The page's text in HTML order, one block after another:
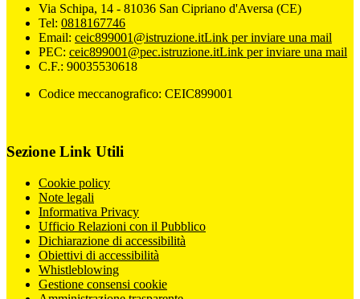
Via Schipa, 14 - 81036 San Cipriano d'Aversa (CE)
Tel: 0818167746
Email: ceic899001@istruzione.itLink per inviare una mail
PEC: ceic899001@pec.istruzione.itLink per inviare una mail
C.F.: 90035530618
Codice meccanografico: CEIC899001
Sezione Link Utili
Cookie policy
Note legali
Informativa Privacy
Ufficio Relazioni con il Pubblico
Dichiarazione di accessibilità
Obiettivi di accessibilità
Whistleblowing
Gestione consensi cookie